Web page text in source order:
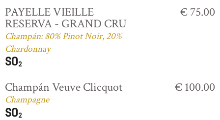
PAYELLE VIEILLE
RESERVA - GRAND CRU
Champán: 80% Pinot Noir, 20%
Chardonnay
€ 75.00
Champán Veuve Clicquot
Champagne
€ 100.00